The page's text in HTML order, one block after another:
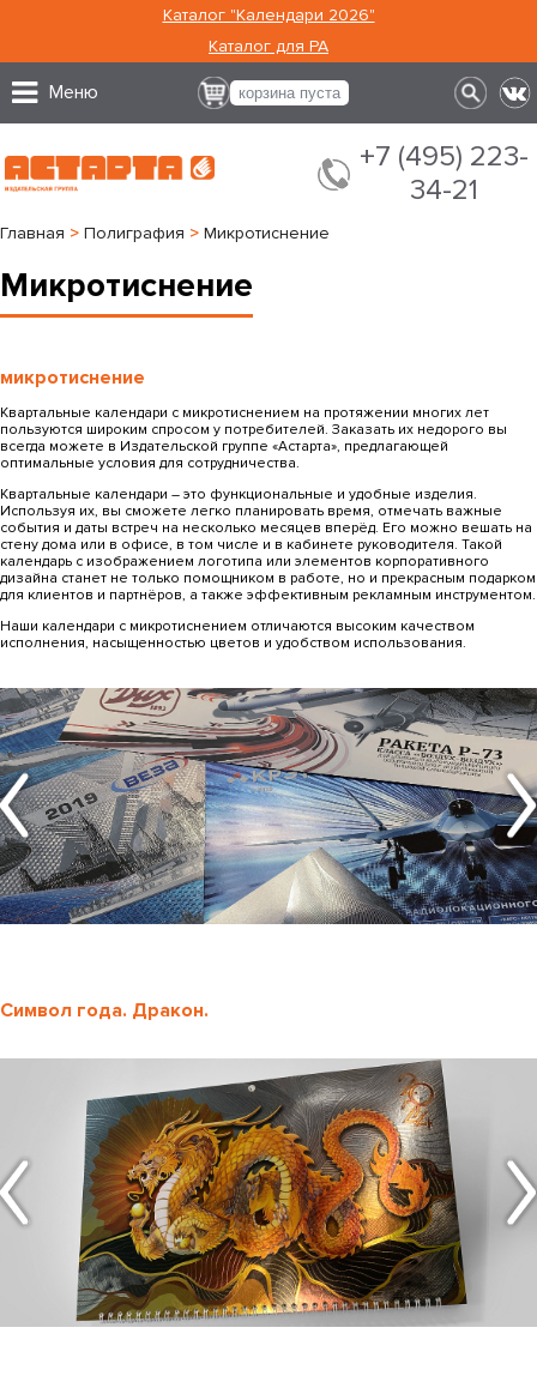
Каталог "Календари 2026"
Каталог для РА
Меню корзина пуста
+7 (495) 223-
34-21
Главная > Полиграфия > Микротиснение
Микротиснение
микротиснение
Квартальные календари с микротиснением на протяжении многих лет
пользуются широким спросом у потребителей. Заказать их недорого вы
всегда можете в Издательской группе «Астарта», предлагающей
оптимальные условия для сотрудничества.
Квартальные календари – это функциональные и удобные изделия.
Используя их, вы сможете легко планировать время, отмечать важные
события и даты встреч на несколько месяцев вперёд. Его можно вешать на
стену дома или в офисе, в том числе и в кабинете руководителя. Такой
календарь с изображением логотипа или элементов корпоративного
дизайна станет не только помощником в работе, но и прекрасным подарком
для клиентов и партнёров, а также эффективным рекламным инструментом.
Наши календари с микротиснением отличаются высоким качеством
исполнения, насыщенностью цветов и удобством использования.
Символ года. Дракон.